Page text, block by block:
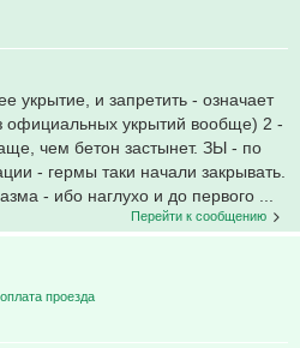
укрытие, и запретить - означает
официальных укрытий вообще) 2 -
чем бетон застынет. ЗЫ - по
- гермы таки начали закрывать.
- ибо наглухо и до первого ...
Перейти к сообщению
проезда